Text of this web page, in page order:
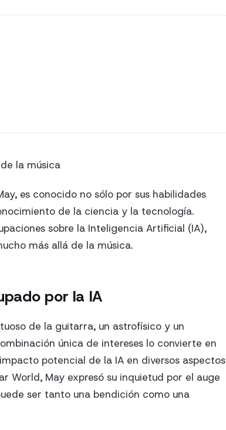
la música
es conocido no sólo por sus habilidades
de la ciencia y la tecnología.
sobre la Inteligencia Artificial (IA),
más allá de la música.
por la IA
de la guitarra, un astrofísico y un
única de intereses lo convierte en
potencial de la IA en diversos aspectos
World, May expresó su inquietud por el auge
ser tanto una bendición como una